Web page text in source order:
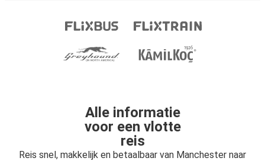
Alle informatie
voor een vlotte
reis
Reis snel, makkelijk en betaalbaar van Manchester naar